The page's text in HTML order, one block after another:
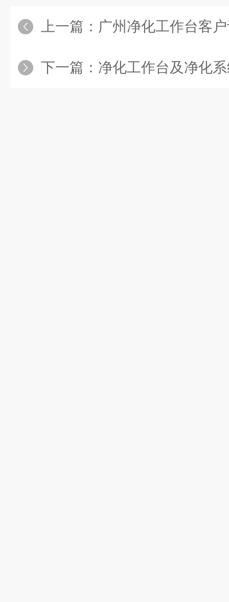
上一篇： 广州净化工作台客户订购SW-
下一篇： 净化工作台及净化